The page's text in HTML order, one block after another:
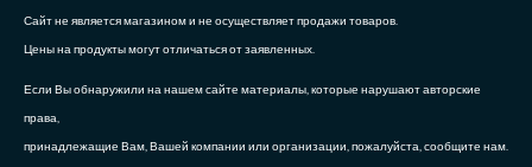
Сайт не является магазином и не осуществляет продажи товаров.
Цены на продукты могут отличаться от заявленных.
Если Вы обнаружили на нашем сайте материалы, которые нарушают авторские
права,
принадлежащие Вам, Вашей компании или организации, пожалуйста, сообщите нам.